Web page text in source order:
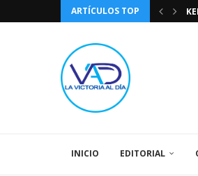
ARTÍCULOS TOP
INICIO EDITORIAL